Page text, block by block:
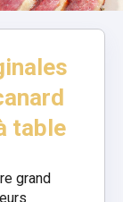
table
grand